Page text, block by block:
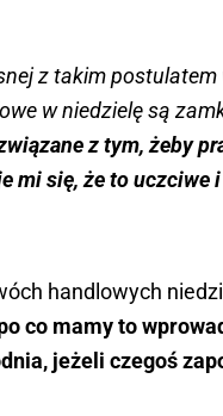
z takim
w niedzielę są
z tym, żeby
mi się, że to uczciwe
handlowych
co mamy to
jeżeli czegoś